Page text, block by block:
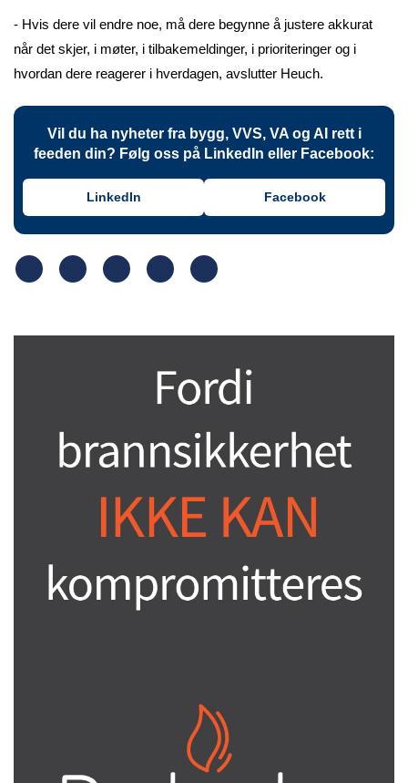
- Hvis dere vil endre noe, må dere begynne å justere akkurat
når det skjer, i møter, i tilbakemeldinger, i prioriteringer og i
hvordan dere reagerer i hverdagen, avslutter Heuch.
Vil du ha nyheter fra bygg, VVS, VA og AI rett i
feeden din? Følg oss på LinkedIn eller Facebook:
LinkedIn Facebook